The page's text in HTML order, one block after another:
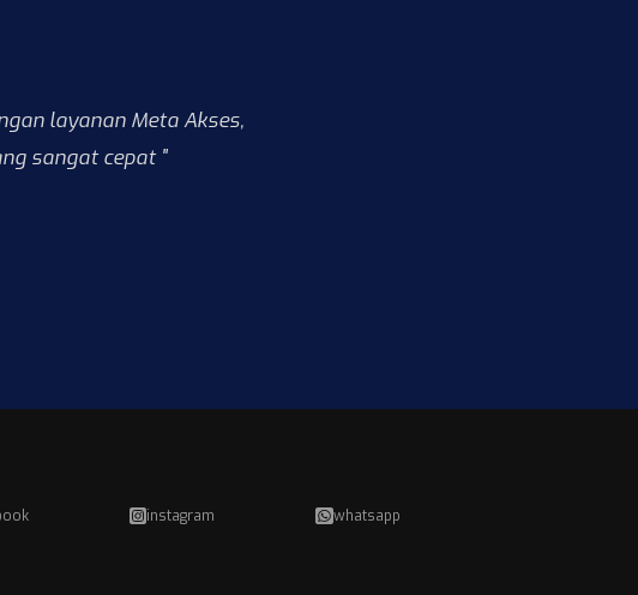
layanan Meta Akses,
sangat cepat "
instagram whatsapp